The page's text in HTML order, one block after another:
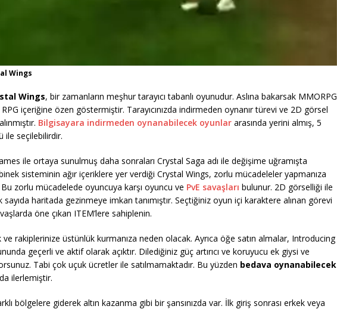
Wings
Wings, bir zamanların meşhur tarayıcı tabanlı oyunudur. Aslına bakarsak MMORPG
içeriğine özen göstermiştir. Tarayıcınızda indirmeden oynanır türevi ve 2D görsel
Bilgisayara indirmeden oynanabilecek oyunlar arasında yerini almış, 5
ile seçilebilirdir.
ile ortaya sunulmuş daha sonraları Crystal Saga adı ile değişime uğramışta
sisteminin ağır içeriklere yer verdiği Crystal Wings, zorlu mücadeleler yapmanıza
Bu zorlu mücadelede oyuncuya karşı oyuncu ve PvE savaşları bulunur. 2D görselliği ile
haritada gezinmeye imkan tanımıştır. Seçtiğiniz oyun içi karaktere alınan görevi
öne çıkan ITEM’lere sahiplenin.
rakiplerinize üstünlük kurmanıza neden olacak. Ayrıca öğe satın almalar, Introducing
geçerli ve aktif olarak açıktır. Dilediğiniz güç artırıcı ve koruyucu ek giysi ve
Tabi çok uçuk ücretler ile satılmamaktadır. Bu yüzden bedava oynanabilecek
ilerlemiştir.
bölgelere giderek altın kazanma gibi bir şansınızda var. İlk giriş sonrası erkek veya